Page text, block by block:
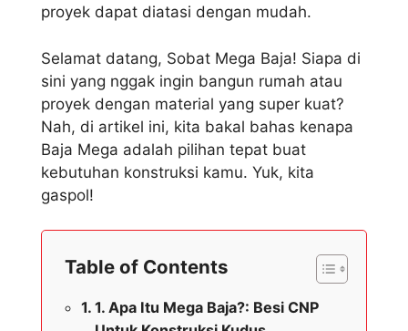
proyek dapat diatasi dengan mudah.
Selamat datang, Sobat Mega Baja! Siapa di
sini yang nggak ingin bangun rumah atau
proyek dengan material yang super kuat?
Nah, di artikel ini, kita bakal bahas kenapa
Baja Mega adalah pilihan tepat buat
kebutuhan konstruksi kamu. Yuk, kita
gaspol!
Table of Contents
1. Apa Itu Mega Baja?: Besi CNP